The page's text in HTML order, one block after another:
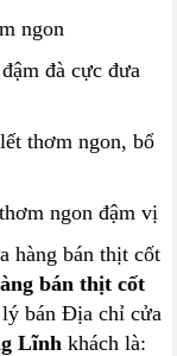
ngon
đà cực đưa
thơm ngon, bổ
ngon đậm vị
hàng bán thịt cốt
bán thịt cốt
bán Địa chỉ cửa
Lĩnh khách là: